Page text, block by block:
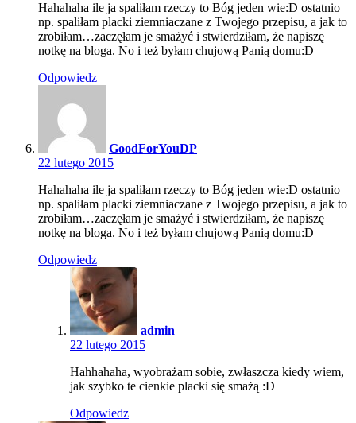
Hahahaha ile ja spaliłam rzeczy to Bóg jeden wie:D ostatnio
np. spaliłam placki ziemniaczane z Twojego przepisu, a jak to
zrobiłam…zaczęłam je smażyć i stwierdziłam, że napiszę
notkę na bloga. No i też byłam chujową Panią domu:D
Odpowiedz
GoodForYouDP
22 lutego 2015
Hahahaha ile ja spaliłam rzeczy to Bóg jeden wie:D ostatnio
np. spaliłam placki ziemniaczane z Twojego przepisu, a jak to
zrobiłam…zaczęłam je smażyć i stwierdziłam, że napiszę
notkę na bloga. No i też byłam chujową Panią domu:D
Odpowiedz
admin
22 lutego 2015
Hahhahaha, wyobrażam sobie, zwłaszcza kiedy wiem,
jak szybko te cienkie placki się smażą :D
Odpowiedz